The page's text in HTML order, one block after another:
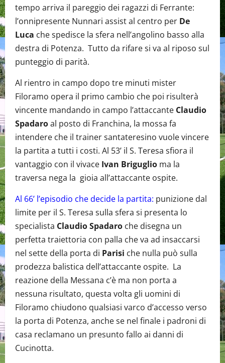
tempo arriva il pareggio dei ragazzi di Ferrante:
l’onnipresente Nunnari assist al centro per De
Luca che spedisce la sfera nell’angolino basso alla
destra di Potenza. Tutto da rifare si va al riposo sul
punteggio di parità.
Al rientro in campo dopo tre minuti mister
Filoramo opera il primo cambio che poi risulterà
vincente mandando in campo l’attaccante Claudio
Spadaroal posto di Franchina, la mossa fa
intendere che il trainer santateresino vuole vincere
la partita a tutti i costi. Al 53’ il S. Teresa sfiora il
vantaggio con il vivace Ivan Briguglio ma la
traversa nega la gioia all’attaccante ospite.
Al 66’ l’episodio che decide la partita: punizione dal
limite per il S. Teresa sulla sfera si presenta lo
specialista Claudio Spadaro che disegna un
perfetta traiettoria con palla che va ad insaccarsi
nel sette della porta di Parisi che nulla può sulla
prodezza balistica dell’attaccante ospite. La
reazione della Messana c’è ma non porta a
nessuna risultato, questa volta gli uomini di
Filoramo chiudono qualsiasi varco d’accesso verso
la porta di Potenza, anche se nel finale i padroni di
casa reclamano un presunto fallo ai danni di
Cucinotta.